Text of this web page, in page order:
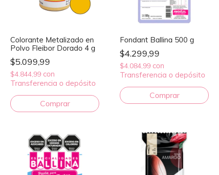
Colorante Metalizado en
Polvo Fleibor Dorado 4 g
$5.099,99
$4.844,99 con
Transferencia o depósito
Fondant Ballina 500 g
$4.299,99
$4.084,99 con
Transferencia o depósito